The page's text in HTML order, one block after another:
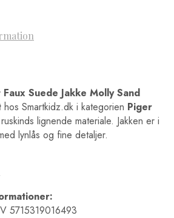
Suede Jakke Molly Sand
hos Smartkidz.dk i kategorien Piger
lignende materiale. Jakken er i
lynlås og fine detaljer.
5715319016493